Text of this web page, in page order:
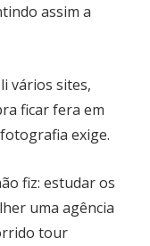
assim a
vários sites,
ficar fera em
exige.
fiz: estudar os
uma agência
tour